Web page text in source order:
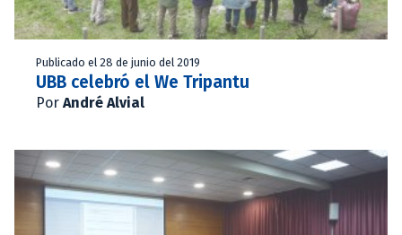
Publicado el 28 de junio del 2019
UBB celebró el We Tripantu
Por André Alvial